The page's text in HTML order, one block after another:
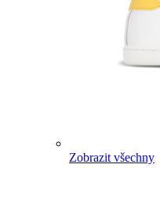
Zobrazit všechny